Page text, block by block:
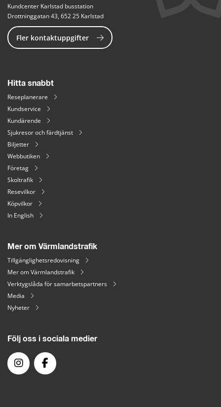
Kundcenter Karlstad busstation
Drottninggatan 43, 652 25 Karlstad
Fler kontaktuppgifter
Hitta snabbt
Reseplanerare
Kundservice
Kundärende
Sjukresor och färdtjänst
Biljetter
Webbutiken
Företag
Skoltrafik
Resevilkor
Köpvilkor
In English
Mer om Värmlandstrafik
Tillgänglighetsredovisning
Mer om Värmlandstrafik
Verktygslåda för samarbetspartners
Media
Nyheter
Följ oss i sociala medier